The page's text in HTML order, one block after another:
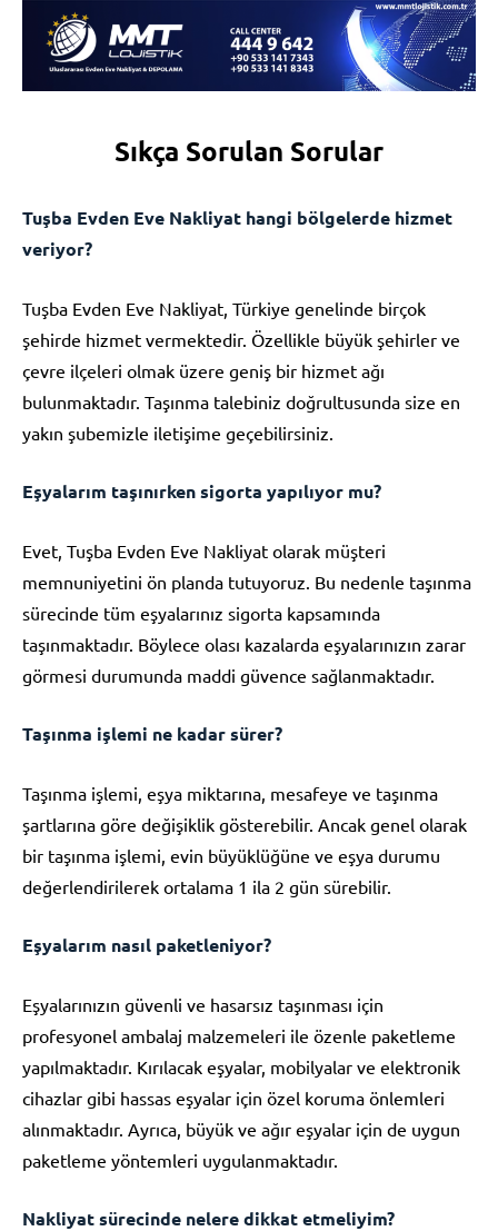
Sıkça Sorulan Sorular
Tuşba Evden Eve Nakliyat hangi bölgelerde hizmet
veriyor?
Tuşba Evden Eve Nakliyat, Türkiye genelinde birçok
şehirde hizmet vermektedir. Özellikle büyük şehirler ve
çevre ilçeleri olmak üzere geniş bir hizmet ağı
bulunmaktadır. Taşınma talebiniz doğrultusunda size en
yakın şubemizle iletişime geçebilirsiniz.
Eşyalarım taşınırken sigorta yapılıyor mu?
Evet, Tuşba Evden Eve Nakliyat olarak müşteri
memnuniyetini ön planda tutuyoruz. Bu nedenle taşınma
sürecinde tüm eşyalarınız sigorta kapsamında
taşınmaktadır. Böylece olası kazalarda eşyalarınızın zarar
görmesi durumunda maddi güvence sağlanmaktadır.
Taşınma işlemi ne kadar sürer?
Taşınma işlemi, eşya miktarına, mesafeye ve taşınma
şartlarına göre değişiklik gösterebilir. Ancak genel olarak
bir taşınma işlemi, evin büyüklüğüne ve eşya durumu
değerlendirilerek ortalama 1 ila 2 gün sürebilir.
Eşyalarım nasıl paketleniyor?
Eşyalarınızın güvenli ve hasarsız taşınması için
profesyonel ambalaj malzemeleri ile özenle paketleme
yapılmaktadır. Kırılacak eşyalar, mobilyalar ve elektronik
cihazlar gibi hassas eşyalar için özel koruma önlemleri
alınmaktadır. Ayrıca, büyük ve ağır eşyalar için de uygun
paketleme yöntemleri uygulanmaktadır.
Nakliyat sürecinde nelere dikkat etmeliyim?